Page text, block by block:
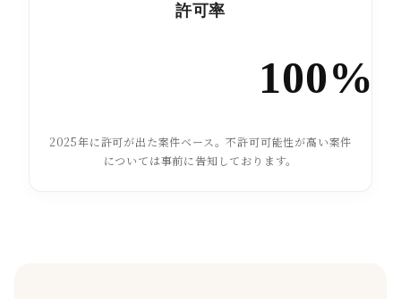
許可率
100%
2025年に許可が出た案件ベース。不許可可能性が高い案件
については事前に告知しております。